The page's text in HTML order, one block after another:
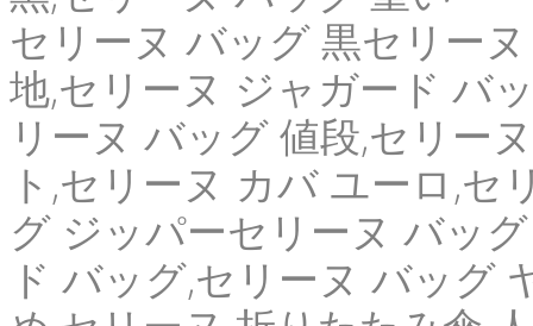
セリーヌ バッグ 黒セリー
地,セリーヌ ジャガード バ
リーヌ バッグ 値段,セリー
ト,セリーヌ カバ ユーロ,
グ ジッパーセリーヌ バッ
ド バッグ,セリーヌ バッグ